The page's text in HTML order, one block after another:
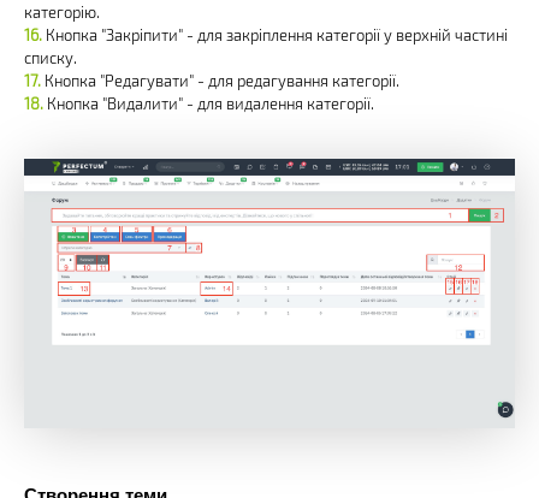
категорію.
Кнопка "Закріпити" - для закріплення категорії у верхній частині
списку.
Кнопка "Редагувати" - для редагування категорії.
Кнопка "Видалити" - для видалення категорії.